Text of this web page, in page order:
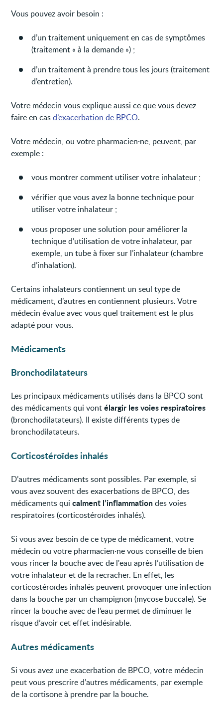
Vous pouvez avoir besoin :
d’un traitement uniquement en cas de symptômes
(traitement « à la demande ») ;
d’un traitement à prendre tous les jours (traitement
d’entretien).
Votre médecin vous explique aussi ce que vous devez
faire en casd’exacerbation de BPCO.
Votre médecin, ou votre pharmacien·ne, peuvent, par
exemple :
vous montrer comment utiliser votre inhalateur ;
vérifier que vous avez la bonne technique pour
utiliser votre inhalateur ;
vous proposer une solution pour améliorer la
technique d’utilisation de votre inhalateur, par
exemple, un tube à fixer sur l’inhalateur (chambre
d’inhalation).
Certains inhalateurs contiennent un seul type de
médicament, d’autres en contiennent plusieurs. Votre
médecin évalue avec vous quel traitement est le plus
adapté pour vous.
Médicaments
Bronchodilatateurs
Les principaux médicaments utilisés dans la BPCO sont
des médicaments qui vontélargir les voies respiratoires
(bronchodilatateurs). Il existe différents types de
bronchodilatateurs.
Corticostéroïdes inhalés
D’autres médicaments sont possibles. Par exemple, si
vous avez souvent des exacerbations de BPCO, des
médicaments quicalment l’inflammationdes voies
respiratoires (corticostéroïdes inhalés).
Si vous avez besoin de ce type de médicament, votre
médecin ou votre pharmacien·ne vous conseille de bien
vous rincer la bouche avec de l'eau après l’utilisation de
votre inhalateur et de la recracher. En effet, les
corticostéroïdes inhalés peuvent provoquer une infection
dans la bouche par un champignon (mycose buccale). Se
rincer la bouche avec de l’eau permet de diminuer le
risque d’avoir cet effet indésirable.
Autres médicaments
Si vous avez une exacerbation de BPCO, votre médecin
peut vous prescrire d’autres médicaments, par exemple
de la cortisone à prendre par la bouche.